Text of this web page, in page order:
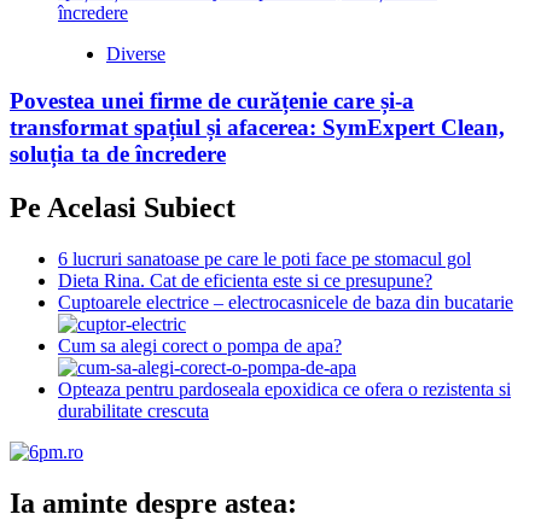
Diverse
Povestea unei firme de curățenie care și-a
transformat spațiul și afacerea: SymExpert Clean,
soluția ta de încredere
Pe Acelasi Subiect
6 lucruri sanatoase pe care le poti face pe stomacul gol
Dieta Rina. Cat de eficienta este si ce presupune?
Cuptoarele electrice – electrocasnicele de baza din bucatarie
Cum sa alegi corect o pompa de apa?
Opteaza pentru pardoseala epoxidica ce ofera o rezistenta si
durabilitate crescuta
Ia aminte despre astea: